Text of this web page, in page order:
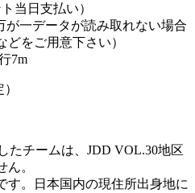
当日支払い）
が一データが読み取れない場合
をご用意下さい）
7m
たチームは、JDD VOL.30地区
。
す。日本国内の現住所出身地に